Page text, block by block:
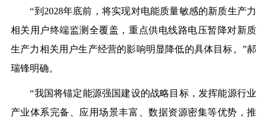
“到2028年底前，将实现对电能质量敏感的新质生产力
相关用户终端监测全覆盖，重点供电线路电压暂降对新质
生产力相关用户生产经营的影响明显降低的具体目标。”郝
瑞锋明确。
“我国将锚定能源强国建设的战略目标，发挥能源行业
产业体系完备、应用场景丰富、数据资源密集等优势，推